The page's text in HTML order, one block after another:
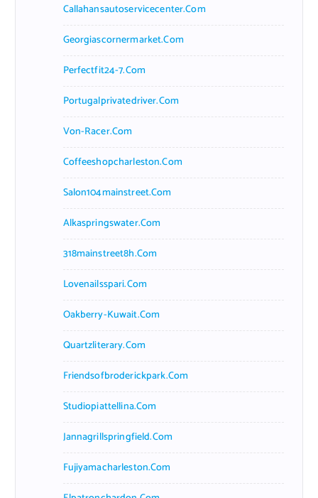
Callahansautoservicecenter.com
Georgiascornermarket.com
Perfectfit24-7.com
Portugalprivatedriver.com
Von-Racer.com
Coffeeshopcharleston.com
Salon104mainstreet.com
Alkaspringswater.com
318mainstreet8h.com
Lovenailsspari.com
Oakberry-Kuwait.com
Quartzliterary.com
Friendsofbroderickpark.com
Studiopiattellina.com
Jannagrillspringfield.com
Fujiyamacharleston.com